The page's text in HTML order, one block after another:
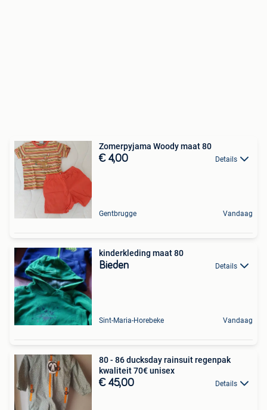
Zomerpyjama Woody maat 80
€ 4,00 Details
Gentbrugge Vandaag
kinderkleding maat 80
Bieden Details
Sint-Maria-Horebeke Vandaag
80 - 86 ducksday rainsuit regenpak
kwaliteit 70€ unisex
€ 45,00 Details